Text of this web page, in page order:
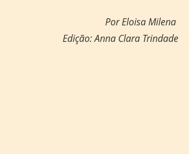
Por Eloisa Milena
Edição: Anna Clara Trindade